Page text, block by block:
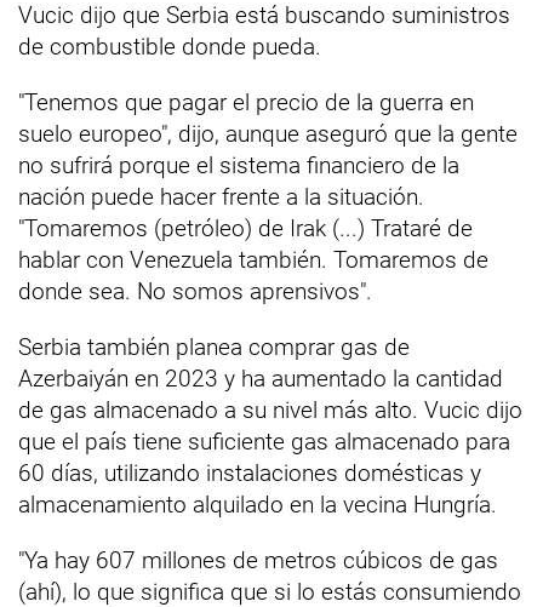
Vucic dijo que Serbia está buscando suministros
de combustible donde pueda.
"Tenemos que pagar el precio de la guerra en
suelo europeo", dijo, aunque aseguró que la gente
no sufrirá porque el sistema financiero de la
nación puede hacer frente a la situación.
"Tomaremos (petróleo) de Irak (...) Trataré de
hablar con Venezuela también. Tomaremos de
donde sea. No somos aprensivos".
Serbia también planea comprar gas de
Azerbaiyán en 2023 y ha aumentado la cantidad
de gas almacenado a su nivel más alto. Vucic dijo
que el país tiene suficiente gas almacenado para
60 días, utilizando instalaciones domésticas y
almacenamiento alquilado en la vecina Hungría.
"Ya hay 607 millones de metros cúbicos de gas
(ahí), lo que significa que si lo estás consumiendo